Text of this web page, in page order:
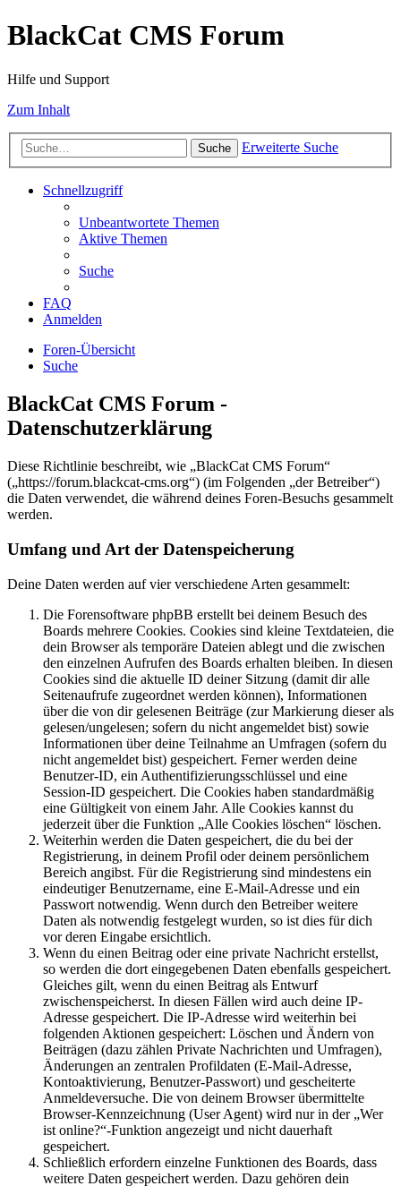
BlackCat CMS Forum
Hilfe und Support
Zum Inhalt
Suche Erweiterte Suche
Schnellzugriff
Unbeantwortete Themen
Aktive Themen
Suche
FAQ
Anmelden
Foren-Übersicht
Suche
BlackCat CMS Forum -
Datenschutzerklärung
Diese Richtlinie beschreibt, wie „BlackCat CMS Forum“
(„https://forum.blackcat-cms.org“) (im Folgenden „der Betreiber“)
die Daten verwendet, die während deines Foren-Besuchs gesammelt
werden.
Umfang und Art der Datenspeicherung
Deine Daten werden auf vier verschiedene Arten gesammelt:
Die Forensoftware phpBB erstellt bei deinem Besuch des
Boards mehrere Cookies. Cookies sind kleine Textdateien, die
dein Browser als temporäre Dateien ablegt und die zwischen
den einzelnen Aufrufen des Boards erhalten bleiben. In diesen
Cookies sind die aktuelle ID deiner Sitzung (damit dir alle
Seitenaufrufe zugeordnet werden können), Informationen
über die von dir gelesenen Beiträge (zur Markierung dieser als
gelesen/ungelesen; sofern du nicht angemeldet bist) sowie
Informationen über deine Teilnahme an Umfragen (sofern du
nicht angemeldet bist) gespeichert. Ferner werden deine
Benutzer-ID, ein Authentifizierungsschlüssel und eine
Session-ID gespeichert. Die Cookies haben standardmäßig
eine Gültigkeit von einem Jahr. Alle Cookies kannst du
jederzeit über die Funktion „Alle Cookies löschen“ löschen.
Weiterhin werden die Daten gespeichert, die du bei der
Registrierung, in deinem Profil oder deinem persönlichem
Bereich angibst. Für die Registrierung sind mindestens ein
eindeutiger Benutzername, eine E-Mail-Adresse und ein
Passwort notwendig. Wenn durch den Betreiber weitere
Daten als notwendig festgelegt wurden, so ist dies für dich
vor deren Eingabe ersichtlich.
Wenn du einen Beitrag oder eine private Nachricht erstellst,
so werden die dort eingegebenen Daten ebenfalls gespeichert.
Gleiches gilt, wenn du einen Beitrag als Entwurf
zwischenspeicherst. In diesen Fällen wird auch deine IP-
Adresse gespeichert. Die IP-Adresse wird weiterhin bei
folgenden Aktionen gespeichert: Löschen und Ändern von
Beiträgen (dazu zählen Private Nachrichten und Umfragen),
Änderungen an zentralen Profildaten (E-Mail-Adresse,
Kontoaktivierung, Benutzer-Passwort) und gescheiterte
Anmeldeversuche. Die von deinem Browser übermittelte
Browser-Kennzeichnung (User Agent) wird nur in der „Wer
ist online?“-Funktion angezeigt und nicht dauerhaft
gespeichert.
Schließlich erfordern einzelne Funktionen des Boards, dass
weitere Daten gespeichert werden. Dazu gehören dein